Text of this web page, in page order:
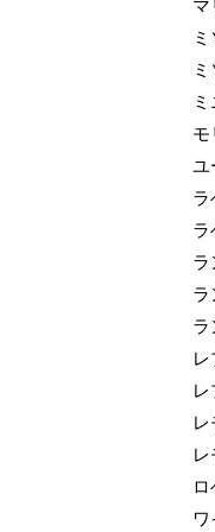
マ
モ
ユ
ラ
ラ
ラ
ラ
ラ